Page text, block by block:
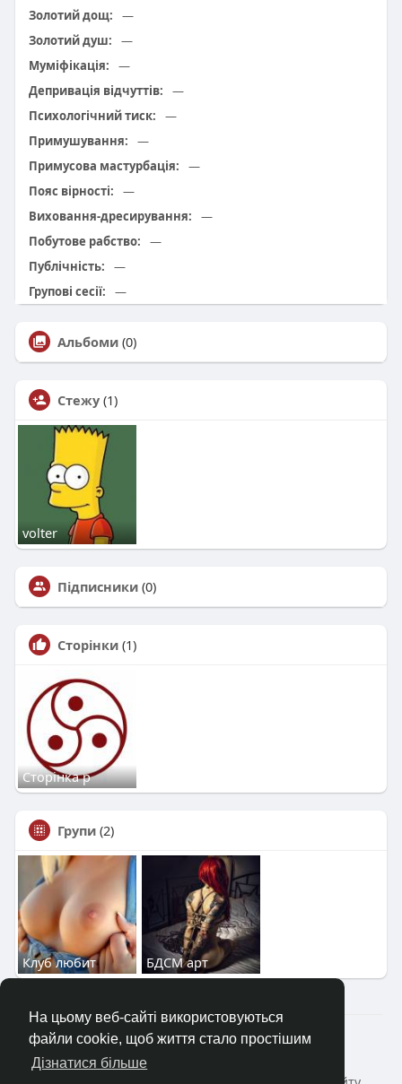
На цьому веб-сайті використовуються
файли cookie, щоб життя стало простішим
Дізнатися більше
Золотий дощ:
—
Золотий душ:
—
Муміфікація:
—
Депривація відчуттів:
—
Психологічний тиск:
—
Примушування:
—
Примусова мастурбація:
—
Пояс вірності:
—
Виховання-дресирування:
—
Побутове рабство:
—
Публічність:
—
Групові сесії:
—
Альбоми (0)
Стежу (1)
volter
Підписники (0)
Сторінки (1)
Сторінка р
Групи (2)
Клуб любит БДСМ арт
2023—2026 © Клуб «Насолода»
Головна
Коротко про